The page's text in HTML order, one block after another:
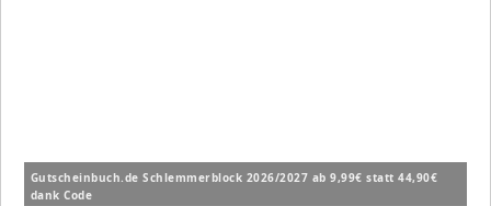
Gutscheinbuch.de Schlemmerblock 2026/2027 ab 9,99€ statt 44,90€
dank Code